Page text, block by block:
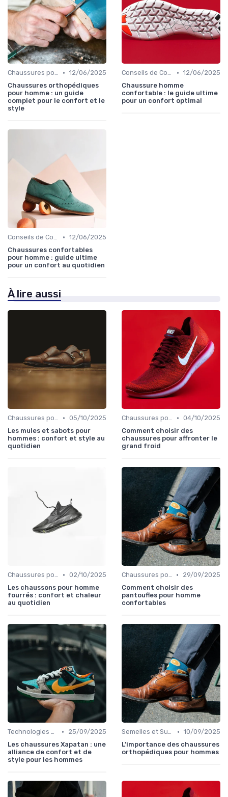
Chaussures pour Conditions Spécifiques • 12/06/2025
Chaussures orthopédiques
pour homme : un guide
complet pour le confort et le
style
Conseils de Confort au Quotidien • 12/06/2025
Chaussure homme
confortable : le guide ultime
pour un confort optimal
Conseils de Confort au Quotidien • 12/06/2025
Chaussures confortables
pour homme : guide ultime
pour un confort au quotidien
À lire aussi
Chaussures pour Pieds Sensibles • 05/10/2025
Les mules et sabots pour
hommes : confort et style au
quotidien
Chaussures pour Conditions Spécifiques • 04/10/2025
Comment choisir des
chaussures pour affronter le
grand froid
Chaussures pour Pieds Sensibles • 02/10/2025
Les chaussons pour homme
fourrés : confort et chaleur
au quotidien
Chaussures pour Pieds Sensibles •
29/09/2025
Comment choisir des
pantoufles pour homme
confortables
Technologies de Confort •
25/09/2025
Les chaussures Xapatan : une
alliance de confort et de
style pour les hommes
Semelles et Supports Orthopédiques • 10/09/2025
L'importance des chaussures
orthopédiques pour hommes